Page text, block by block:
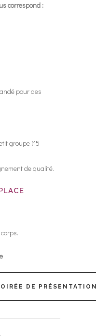
correspond :
pour des
groupe (15
de qualité.
DE